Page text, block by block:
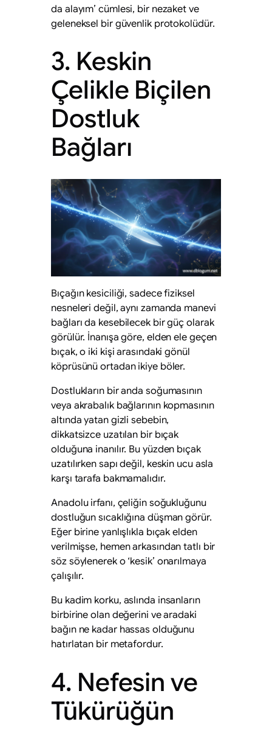
da alayım’ cümlesi, bir nezaket ve
geleneksel bir güvenlik protokolüdür.
3. Keskin
Çelikle Biçilen
Dostluk
Bağları
Bıçağın kesiciliği, sadece fiziksel
nesneleri değil, aynı zamanda manevi
bağları da kesebilecek bir güç olarak
görülür. İnanışa göre, elden ele geçen
bıçak, o iki kişi arasındaki gönül
köprüsünü ortadan ikiye böler.
Dostlukların bir anda soğumasının
veya akrabalık bağlarının kopmasının
altında yatan gizli sebebin,
dikkatsizce uzatılan bir bıçak
olduğuna inanılır. Bu yüzden bıçak
uzatılırken sapı değil, keskin ucu asla
karşı tarafa bakmamalıdır.
Anadolu irfanı, çeliğin soğukluğunu
dostluğun sıcaklığına düşman görür.
Eğer birine yanlışlıkla bıçak elden
verilmişse, hemen arkasından tatlı bir
söz söylenerek o ‘kesik’ onarılmaya
çalışılır.
Bu kadim korku, aslında insanların
birbirine olan değerini ve aradaki
bağın ne kadar hassas olduğunu
hatırlatan bir metafordur.
4. Nefesin ve
Tükürüğün